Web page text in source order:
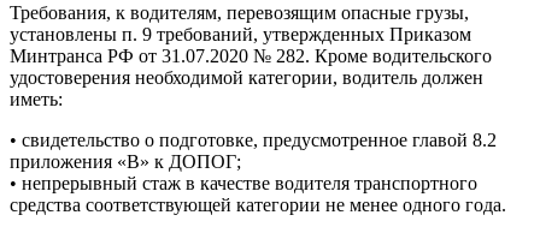
Требования, к водителям, перевозящим опасные грузы,
установлены п. 9 требований, утвержденных Приказом
Минтранса РФ от 31.07.2020 № 282. Кроме водительского
удостоверения необходимой категории, водитель должен
иметь:
• свидетельство о подготовке, предусмотренное главой 8.2
приложения «В» к ДОПОГ;
• непрерывный стаж в качестве водителя транспортного
средства соответствующей категории не менее одного года.